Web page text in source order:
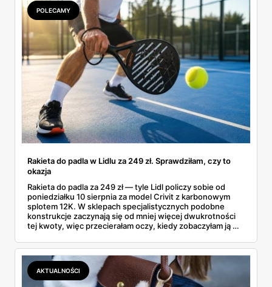
POLECAMY
Rakieta do padla w Lidlu za 249 zł. Sprawdziłam, czy to
okazja
Rakieta do padla za 249 zł — tyle Lidl policzy sobie od
poniedziałku 10 sierpnia za model Crivit z karbonowym
splotem 12K. W sklepach specjalistycznych podobne
konstrukcje zaczynają się od mniej więcej dwukrotności
tej kwoty, więc przecierałam oczy, kiedy zobaczyłam ją w
najszybciej rosnący sport w Polsce: kortów przybywa
lawinowo, a chętnych jeszcze szybciej. Sprawdziłam, co
dokładnie dostajemy za te pieniądze i komu taka rakieta
faktycznie wystarczy.
AKTUALNOŚCI